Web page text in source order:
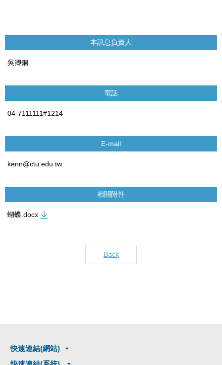
本訊息負責人
吳卿銅
電話
04-7111111#1214
E-mail
kenn@ctu.edu.tw
相關附件
蝴蝶.docx
Back
快速連結(網站)